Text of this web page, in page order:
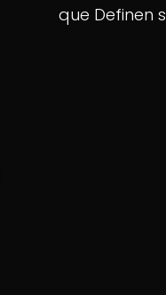
que Definen